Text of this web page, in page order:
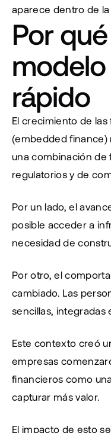
aparece dentro de
Por
rápido
El crecimiento de
(embedded finance)
una combinación
regulatorios y de
Por un lado, el
posible acceder a
necesidad de
Por otro, el
cambiado. Las
sencillas, integradas
Este contexto creó
empresas
financieros como
capturar más valor.
El impacto de esto